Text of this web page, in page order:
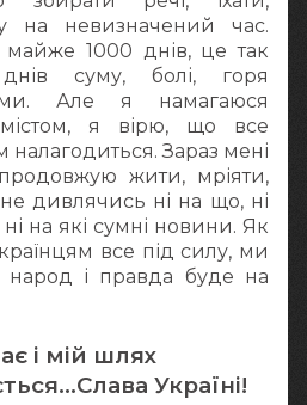
на невизначений час.
1000 днів, це так
днів суму, болі, горя
Але я намагаюся
я вірю, що все
Зараз мені
жити, мріяти,
дивлячись ні на що, ні
на які сумні новини. Як
все під силу, ми
народ і правда буде на
і мій шлях
Україні!